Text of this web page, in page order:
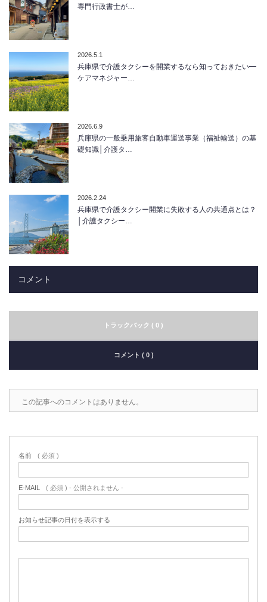
専門行政書士が…
2026.5.1
兵庫県で介護タクシーを開業するなら知っておきたい━
ケアマネジャー…
2026.6.9
兵庫県の一般乗用旅客自動車運送事業（福祉輸送）の基
礎知識│介護タ…
2026.2.24
兵庫県で介護タクシー開業に失敗する人の共通点とは？
│介護タクシー…
コメント
トラックバック ( 0 )
コメント ( 0 )
この記事へのコメントはありません。
名前 ( 必須 )
E-MAIL ( 必須 ) - 公開されません -
お知らせ記事の日付を表示する